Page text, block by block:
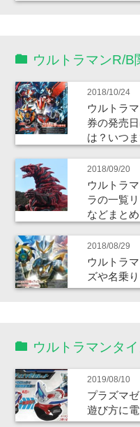
ウルトラマンR/B
2018/10/24
ウルトラ
券の発売
は？いつ
2018/09/20
ウルトラ
ラの一覧
などまとめ
2018/08/29
ウルトラ
ズや名乗
ウルトラマンタ
2019/08/10
プラズマ
遊び方に